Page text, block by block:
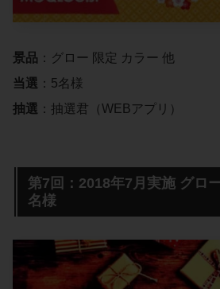
景品 ：グロー 限定 カラー 他
当選 ：5名様
抽選 ：抽選君（WEBアプリ）
第7回：2018年7月実施 グロ
名様